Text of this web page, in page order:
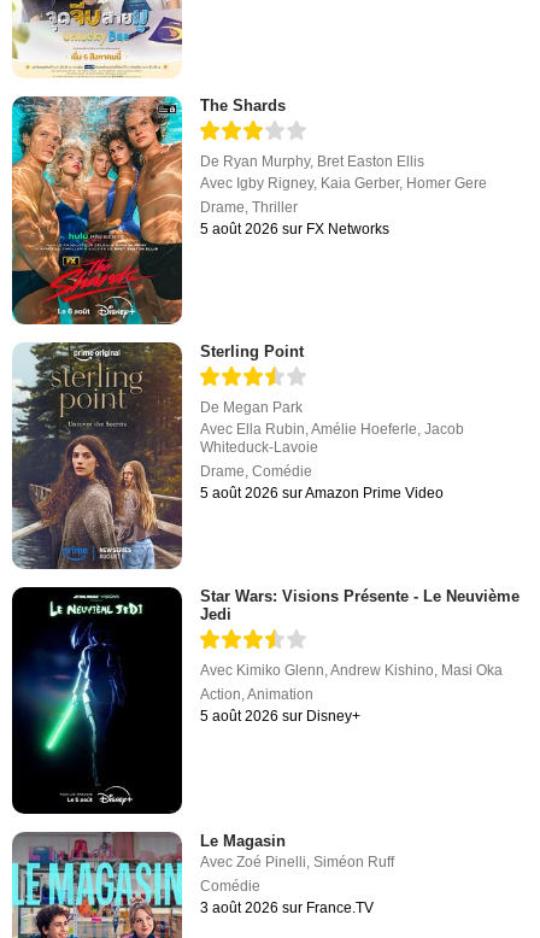
The Shards
De Ryan Murphy, Bret Easton Ellis
Avec Igby Rigney, Kaia Gerber, Homer Gere
Drame,Thriller
5 août 2026 sur FX Networks
Sterling Point
De Megan Park
Avec Ella Rubin ,Amélie Hoeferle ,Jacob
Whiteduck-Lavoie
Drame ,Comédie
5 août 2026 sur Amazon Prime Video
Star Wars: Visions Présente - Le Neuvième
Jedi
Avec Kimiko Glenn,Andrew Kishino, Masi Oka
Action,Animation
5 août 2026 sur Disney+
Le Magasin
AvecZoé Pinelli,Siméon Ruff
Comédie
3 août 2026 sur France.TV